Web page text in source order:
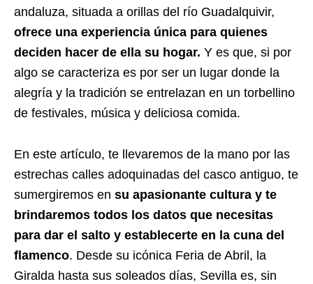
andaluza, situada a orillas del río Guadalquivir,
ofrece una experiencia única para quienes
deciden hacer de ella su hogar. Y es que, si por
algo se caracteriza es por ser un lugar donde la
alegría y la tradición se entrelazan en un torbellino
de festivales, música y deliciosa comida.
En este artículo, te llevaremos de la mano por las
estrechas calles adoquinadas del casco antiguo, te
sumergiremos en su apasionante cultura y te
brindaremos todos los datos que necesitas
para dar el salto y establecerte en la cuna del
flamenco. Desde su icónica Feria de Abril, la
Giralda hasta sus soleados días, Sevilla es, sin